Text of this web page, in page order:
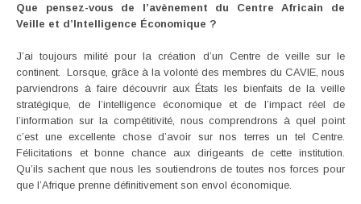
Que pensez-vous de l’avènement du Centre Africain de
Veille et d’Intelligence Économique ?
J’ai toujours milité pour la création d’un Centre de veille sur le
continent. Lorsque, grâce à la volonté des membres du CAVIE, nous
parviendrons à faire découvrir aux États les bienfaits de la veille
stratégique, de l’intelligence économique et de l’impact réel de
l’information sur la compétitivité, nous comprendrons à quel point
c’est une excellente chose d’avoir sur nos terres un tel Centre.
Félicitations et bonne chance aux dirigeants de cette institution.
Qu’ils sachent que nous les soutiendrons de toutes nos forces pour
que l’Afrique prenne définitivement son envol économique.